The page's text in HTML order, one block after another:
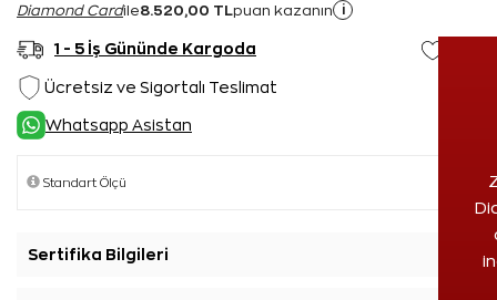
Diamond Cardile8.520,00 TL puan kazanın i
1 - 5 İş Gününde Kargoda
Ücretsiz ve Sigortalı Teslimat
Whatsapp Asistan
Sertifika Bilgileri